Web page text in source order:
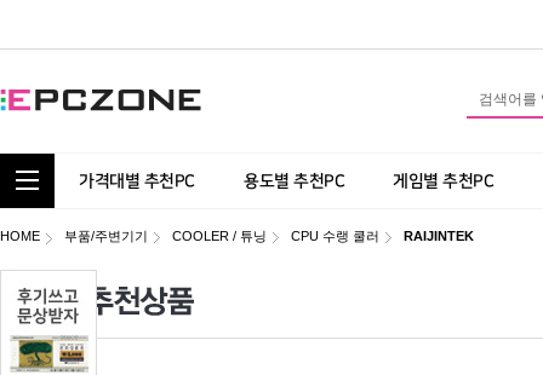
통합 카테고리 보기
가격대별 추천PC 용도별 추천PC 게임별 추천PC
HOME 부품/주변기기 COOLER / 튜닝 CPU 수랭 쿨러 RAIJINTEK